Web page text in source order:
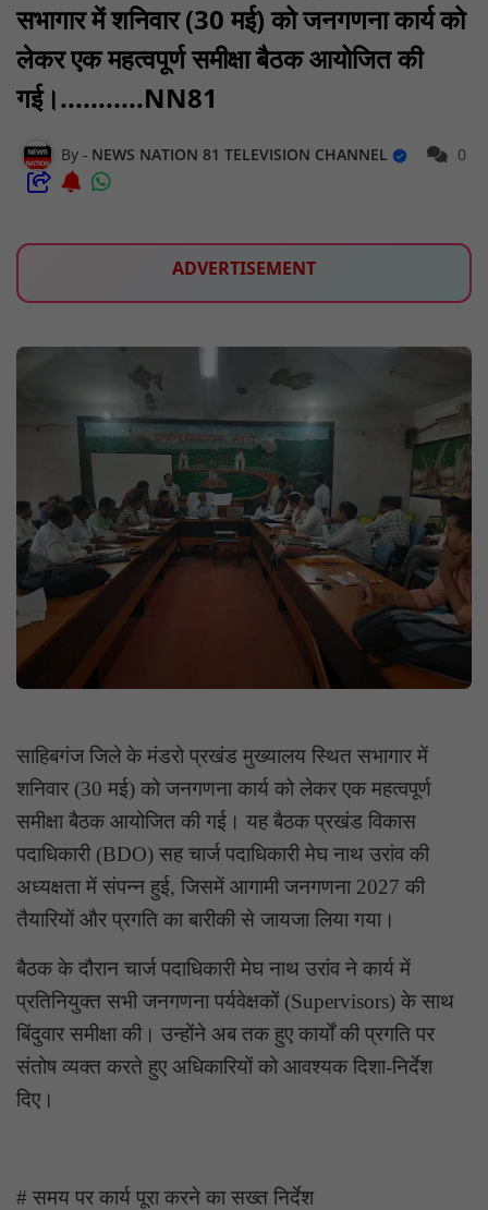
सभागार में शनिवार (30 मई) को जनगणना कार्य को
लेकर एक महत्वपूर्ण समीक्षा बैठक आयोजित की
गई।...........NN81
NEWS NATION 81 TELEVISION CHANNEL 0
ADVERTISEMENT
साहिबगंज जिले के मंडरो प्रखंड मुख्यालय स्थित सभागार में
शनिवार (30 मई) को जनगणना कार्य को लेकर एक महत्वपूर्ण
समीक्षा बैठक आयोजित की गई। यह बैठक प्रखंड विकास
पदाधिकारी (BDO) सह चार्ज पदाधिकारी मेघ नाथ उरांव की
अध्यक्षता में संपन्न हुई, जिसमें आगामी जनगणना 2027 की
तैयारियों और प्रगति का बारीकी से जायजा लिया गया।
बैठक के दौरान चार्ज पदाधिकारी मेघ नाथ उरांव ने कार्य में
प्रतिनियुक्त सभी जनगणना पर्यवेक्षकों (Supervisors) के साथ
बिंदुवार समीक्षा की। उन्होंने अब तक हुए कार्यों की प्रगति पर
संतोष व्यक्त करते हुए अधिकारियों को आवश्यक दिशा-निर्देश
दिए।
# समय पर कार्य पूरा करने का सख्त निर्देश